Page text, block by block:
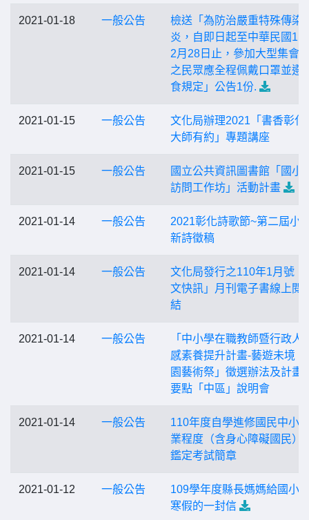
2021-01-18 一般公告
檢送「為防治嚴重特殊傳染
炎，自即日起至中華民國
2月28日止，參加大型集會
之民眾應全程佩戴口罩並遵
食規定」公告1份.
2021-01-15 一般公告
文化局辦理2021「書香彰化
大師有約」專題講座
2021-01-15 一般公告
國立公共資訊圖書館「國小
訪問工作坊」活動計畫
2021-01-14 一般公告
2021彰化詩歌節~第二屆小
新詩徵稿
2021-01-14 一般公告
文化局發行之110年1月號「
文快訊」月刊電子書線上閱
結
2021-01-14 一般公告
「中小學在職教師暨行政人
感素養提升計畫-藝遊未境：
園藝術祭」徵選辦法及計畫
要點「中區」說明會
2021-01-14 一般公告
110年度自學進修國民中小
業程度（含身心障礙國民）
鑑定考試簡章
2021-01-12 一般公告
109學年度縣長媽媽給國小
寒假的一封信